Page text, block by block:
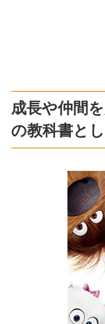
成長や仲間
の教科書と